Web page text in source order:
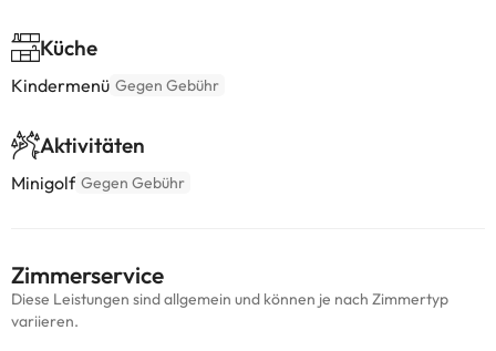
Küche
Kindermenü Gegen Gebühr
Aktivitäten
Minigolf Gegen Gebühr
Zimmerservice
Diese Leistungen sind allgemein und können je nach Zimmertyp
variieren.